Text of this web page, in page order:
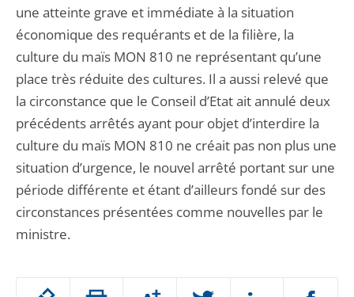
Passer
une atteinte grave et immédiate à la situation
économique des requérants et de la filière, la
culture du maïs MON 810 ne représentant qu’une
place très réduite des cultures. Il a aussi relevé que
la circonstance que le Conseil d’Etat ait annulé deux
précédents arrêtés ayant pour objet d’interdire la
culture du maïs MON 810 ne créait pas non plus une
situation d’urgence, le nouvel arrêté portant sur une
période différente et étant d’ailleurs fondé sur des
circonstances présentées comme nouvelles par le
ministre.